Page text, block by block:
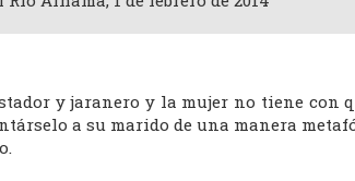
y jaranero y la mujer no tiene con
a su marido de una manera